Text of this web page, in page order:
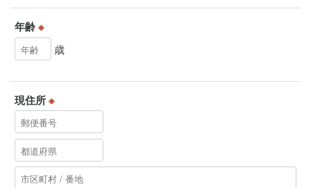
年齢※
歳
現住所※